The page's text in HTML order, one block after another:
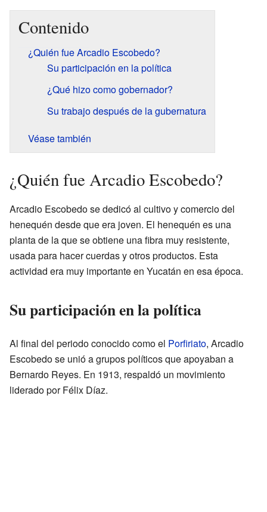
Contenido
¿Quién fue Arcadio Escobedo?
Su participación en la política
¿Qué hizo como gobernador?
Su trabajo después de la gubernatura
Véase también
¿Quién fue Arcadio Escobedo?
Arcadio Escobedo se dedicó al cultivo y comercio del
henequén desde que era joven. El henequén es una
planta de la que se obtiene una fibra muy resistente,
usada para hacer cuerdas y otros productos. Esta
actividad era muy importante en Yucatán en esa época.
Su participación en la política
Al final del periodo conocido como el Porfiriato, Arcadio
Escobedo se unió a grupos políticos que apoyaban a
Bernardo Reyes. En 1913, respaldó un movimiento
liderado por Félix Díaz.